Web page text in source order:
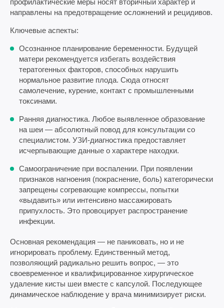
направлены на предотвращение осложнений и рецидивов.
Ключевые аспекты:
Осознанное планирование беременности. Будущей
матери рекомендуется избегать воздействия
тератогенных факторов, способных нарушить
нормальное развитие плода. Сюда относят
самолечение, курение, контакт с промышленными
токсинами.
Ранняя диагностика. Любое выявленное образование
на шеи — абсолютный повод для консультации со
специалистом. УЗИ-диагностика предоставляет
исчерпывающие данные о характере находки.
Самоограничение при воспалении. При появлении
признаков нагноения (покраснение, боль) категорически
запрещены согревающие компрессы, попытки
«выдавить» или интенсивно массажировать
припухлость. Это провоцирует распространение
инфекции.
Основная рекомендация — не паниковать, но и не
игнорировать проблему. Единственный метод,
позволяющий радикально решить вопрос, — это
своевременное и квалифицированное хирургическое
удаление кисты шеи вместе с капсулой. Последующее
динамическое наблюдение у врача минимизирует риски.